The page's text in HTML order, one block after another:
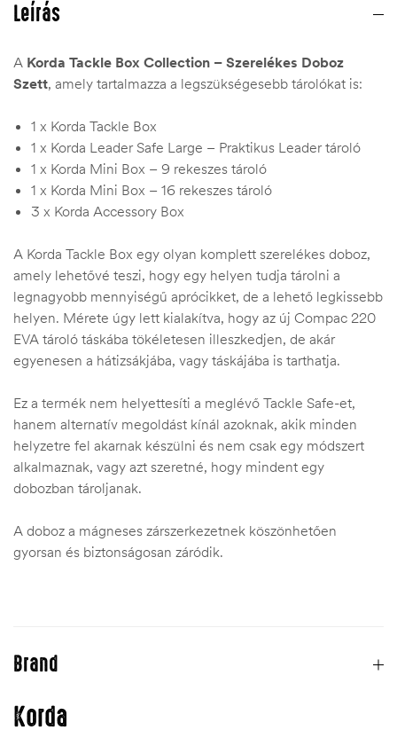
Leírás
A Korda Tackle Box Collection – Szerelékes Doboz
Szett, amely tartalmazza a legszükségesebb tárolókat is:
1 x Korda Tackle Box
1 x Korda Leader Safe Large – Praktikus Leader tároló
1 x Korda Mini Box – 9 rekeszes tároló
1 x Korda Mini Box – 16 rekeszes tároló
3 x Korda Accessory Box
A Korda Tackle Box egy olyan komplett szerelékes doboz,
amely lehetővé teszi, hogy egy helyen tudja tárolni a
legnagyobb mennyiségű aprócikket, de a lehető legkissebb
helyen. Mérete úgy lett kialakítva, hogy az új Compac 220
EVA tároló táskába tökéletesen illeszkedjen, de akár
egyenesen a hátizsákjába, vagy táskájába is tarthatja.
Ez a termék nem helyettesíti a meglévő Tackle Safe-et,
hanem alternatív megoldást kínál azoknak, akik minden
helyzetre fel akarnak készülni és nem csak egy módszert
alkalmaznak, vagy azt szeretné, hogy mindent egy
dobozban tároljanak.
A doboz a mágneses zárszerkezetnek köszönhetően
gyorsan és biztonságosan záródik.
Brand
Korda